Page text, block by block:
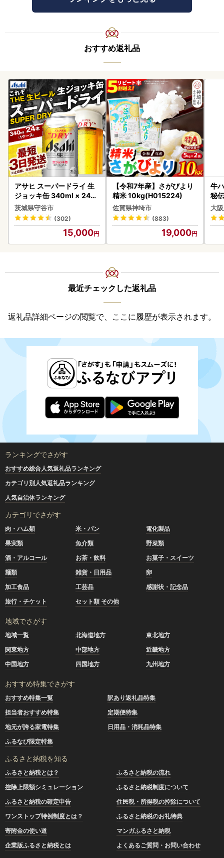
おすすめ返礼品
アサヒ スーパードライ 生
ジョッキ缶 340ml × 24本
(1ケース) ＜茨城工場＞ 缶
ビール お酒 Asahi 守谷市
茨城県守谷市
(302)
15,000
【令和7年産】さがびより
精米 10kg(H015224)
佐賀県神埼市
(883)
19,000
牛
秘
焼
大
最近チェックした返礼品
返礼品詳細ページの閲覧で、ここに履歴が表示されます。
ランキングでさがす
おすすめ総合人気返礼品ランキング
カテゴリ別人気返礼品ランキング
人気自治体ランキング
カテゴリでさがす
肉・ハム類 米・パン
電化製品
果実類
魚介類
野菜類
酒・アルコール
お茶・飲料
お菓子・スイーツ
麺類
雑貨・日用品
卵
加工食品
工芸品
感謝状・記念品
旅行・チケット
セット類 その他
地域でさがす
地域一覧 北海道地方
東北地方
関東地方
中部地方
近畿地方
中国地方
四国地方 九州地方
おすすめ特集でさがす
おすすめ特集一覧
訳あり返礼品特集
担当者おすすめ特集
定期便特集
地元が誇る家電特集
日用品・消耗品特集
ふるなび限定特集
ふるさと納税を知る
ふるさと納税とは？
ふるさと納税の流れ
控除上限額シミュレーション
ふるさと納税制度について
ふるさと納税の確定申告
住民税・所得税の控除について
ワンストップ特例制度とは？
ふるさと納税のお礼特典
寄附金の使い道
マンガふるさと納税
企業版ふるさと納税とは
よくあるご質問・お問い合わせ